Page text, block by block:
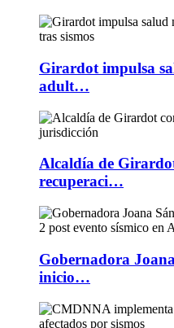
Girardot impulsa
adult…
Alcaldía de
recuperaci…
Gobernadora
inicio…